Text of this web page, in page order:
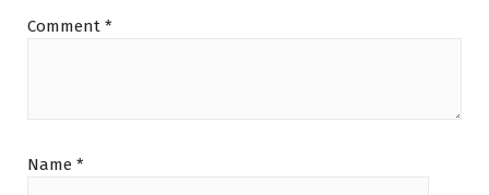
Comment *
Name *